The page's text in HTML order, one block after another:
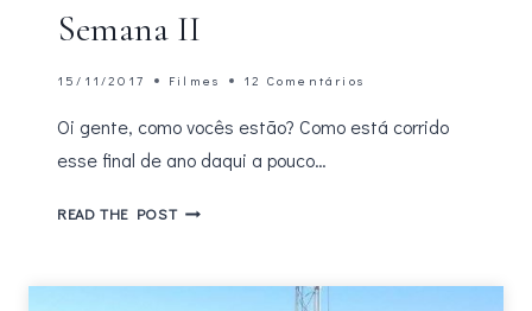
Semana II
15/11/2017 Filmes 12 Comentários
Oi gente, como vocês estão? Como está corrido
esse final de ano daqui a pouco…
READ THE POSTMOVIE
FILMES